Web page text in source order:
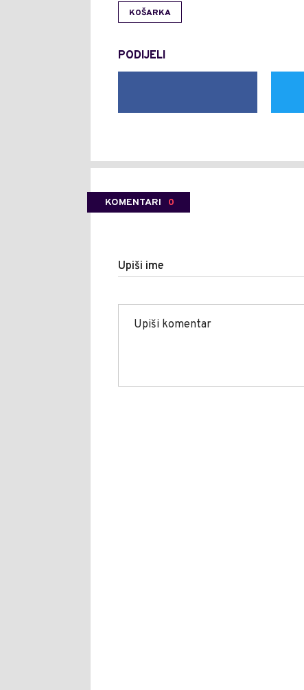
KOŠARKA
PODIJELI
KOMENTARI 0
Upiši ime